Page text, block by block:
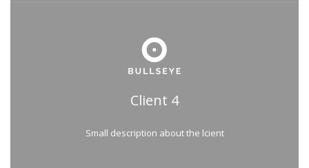
Client 4
Small description about the lcient